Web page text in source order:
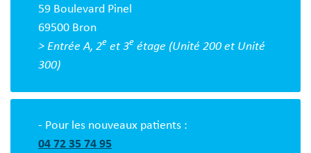
59 Boulevard Pinel
69500 Bron
> Entrée A, 2e et 3e étage (Unité 200 et Unité
300)
- Pour les nouveaux patients :
04 72 35 74 95